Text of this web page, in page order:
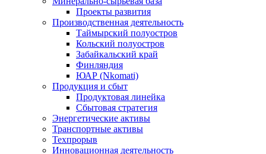
Проекты развития
Производственная деятельность
Таймырский полуостров
Кольский полуостров
Забайкальский край
Финляндия
ЮАР (Nkomati)
Продукция и сбыт
Продуктовая линейка
Сбытовая стратегия
Энергетические активы
Транспортные активы
Техпрорыв
Инновационная деятельность